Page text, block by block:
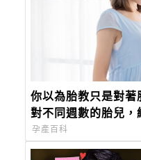
你以為胎教只是對
對不同週數的胎兒，
胎教的觀念
孕產百科